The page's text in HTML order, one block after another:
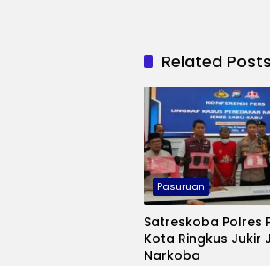
Related Posts
Pasuruan
Satreskoba Polres
Kota Ringkus Jukir
Narkoba